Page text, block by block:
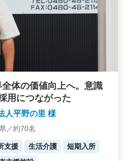
体の価値向上へ。意識
用につながった
人平野の里 様
／約70名
支援 生活介護
短期入所